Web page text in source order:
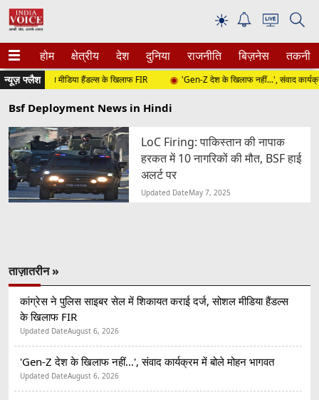
☀
होम क्षेत्रीय देश दुनिया राजनीति बिज़नेस तकनीक
न्यूज़ फ्लैश
दर्ज, सोशल मीडिया हैंडल्स के खिलाफ FIR 'Gen-Z देश के खिलाफ नहीं...', संवाद कार्यक्रम में
Bsf Deployment News in Hindi
LoC Firing: पाकिस्तान की नापाक
हरकत में 10 नागरिकों की मौत, BSF हाई
अलर्ट पर
Updated DateMay 7, 2025
ताज़ातरीन »
कांग्रेस ने पुलिस साइबर सेल में शिकायत कराई दर्ज, सोशल मीडिया हैंडल्स
के खिलाफ FIR
Updated DateAugust 6, 2026
'Gen-Z देश के खिलाफ नहीं...', संवाद कार्यक्रम में बोले मोहन भागवत
Updated DateAugust 6, 2026